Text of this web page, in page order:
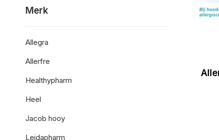
Merk
Allegra
Allerfre
Healthypharm
Heel
Jacob hooy
Leidapharm